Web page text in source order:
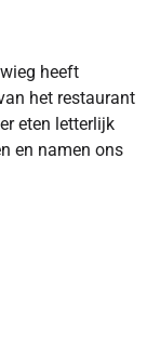
heeft
het restaurant
eten letterlijk
en namen ons